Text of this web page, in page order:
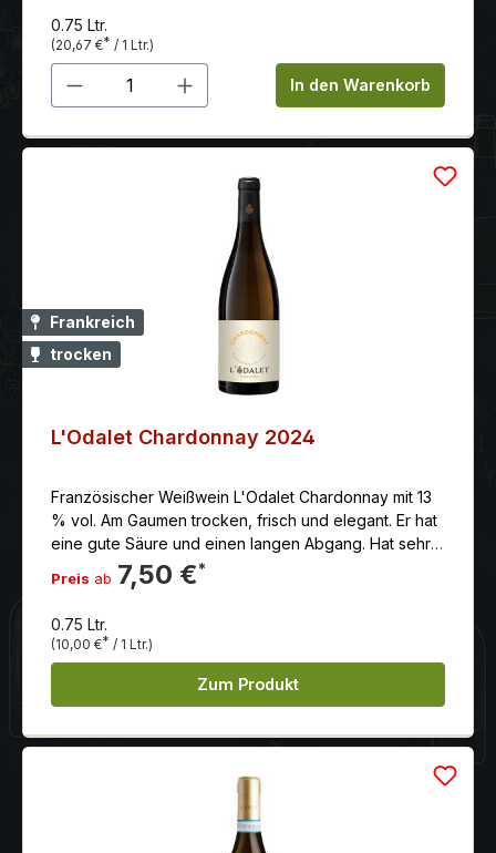
hell grünlichen Reflexen.
0.75 Ltr.
(20,67 €* / 1 Ltr.)
Produkt Anzahl: Gib denIn den Warenkorb
Frankreich
trocken
L'Odalet Chardonnay 2024
Französischer Weißwein L'Odalet Chardonnay mit 13
% vol. Am Gaumen trocken, frisch und elegant. Er hat
eine gute Säure und einen langen Abgang. Hat sehr
feine Aromen von gelbes Steinobst und Noten von
Jasminblüten.
Preis ab 7,50 €*
0.75 Ltr.
(10,00 €* / 1 Ltr.)
Zum Produkt